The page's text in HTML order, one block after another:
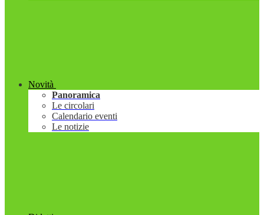
Novità
Panoramica
Le circolari
Calendario eventi
Le notizie